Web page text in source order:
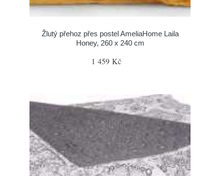
Žlutý přehoz přes postel AmeliaHome Laila
Honey, 260 x 240 cm
1 459 Kč